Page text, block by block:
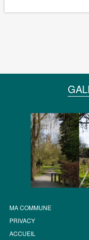
MA COMMUNE
PRIVACY
ACCUEIL